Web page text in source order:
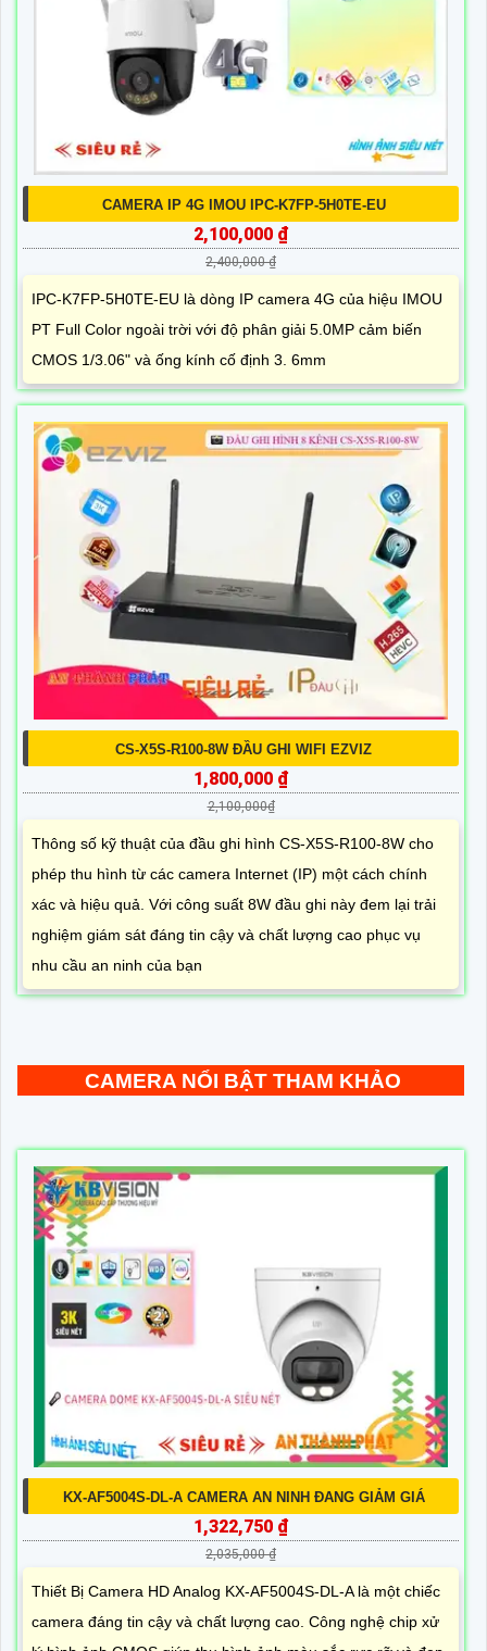
CAMERA IP 4G IMOU IPC-K7FP-5H0TE-EU
2,100,000 ₫
2,400,000 ₫
IPC-K7FP-5H0TE-EU là dòng IP camera 4G của hiệu IMOU
PT Full Color ngoài trời với độ phân giải 5.0MP cảm biến
CMOS 1/3.06" và ống kính cố định 3. 6mm
CS-X5S-R100-8W ĐẦU GHI WIFI EZVIZ
1,800,000 ₫
2,100,000₫
Thông số kỹ thuật của đầu ghi hình CS-X5S-R100-8W cho
phép thu hình từ các camera Internet (IP) một cách chính
xác và hiệu quả. Với công suất 8W đầu ghi này đem lại trải
nghiệm giám sát đáng tin cậy và chất lượng cao phục vụ
nhu cầu an ninh của bạn
CAMERA NỔI BẬT THAM KHẢO
KX-AF5004S-DL-A CAMERA AN NINH ĐANG GIẢM GIÁ
1,322,750 ₫
2,035,000 ₫
Thiết Bị Camera HD Analog KX-AF5004S-DL-A là một chiếc
camera đáng tin cậy và chất lượng cao. Công nghệ chip xử